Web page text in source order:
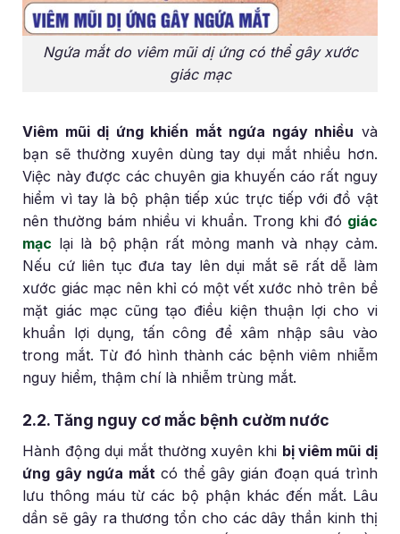
Ngứa mắt do viêm mũi dị ứng có thể gây xước
giác mạc
Viêm mũi dị ứng khiến mắt ngứa ngáy nhiều và
bạn sẽ thường xuyên dùng tay dụi mắt nhiều hơn.
Việc này được các chuyên gia khuyến cáo rất nguy
hiểm vì tay là bộ phận tiếp xúc trực tiếp với đồ vật
nên thường bám nhiều vi khuẩn. Trong khi đó giác
mạc lại là bộ phận rất mỏng manh và nhạy cảm.
Nếu cứ liên tục đưa tay lên dụi mắt sẽ rất dễ làm
xước giác mạc nên khỉ có một vết xước nhỏ trên bề
mặt giác mạc cũng tạo điều kiện thuận lợi cho vi
khuẩn lợi dụng, tấn công để xâm nhập sâu vào
trong mắt. Từ đó hình thành các bệnh viêm nhiễm
nguy hiểm, thậm chí là nhiễm trùng mắt.
2.2. Tăng nguy cơ mắc bệnh cườm nước
Hành động dụi mắt thường xuyên khi bị viêm mũi dị
ứng gây ngứa mắtcó thể gây gián đoạn quá trình
lưu thông máu từ các bộ phận khác đến mắt. Lâu
dần sẽ gây ra thương tổn cho các dây thần kinh thị